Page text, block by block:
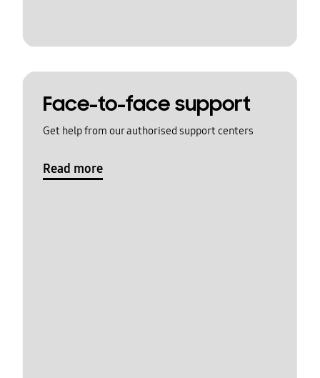
Face-to-face support
Get help from our authorised support centers
Read more